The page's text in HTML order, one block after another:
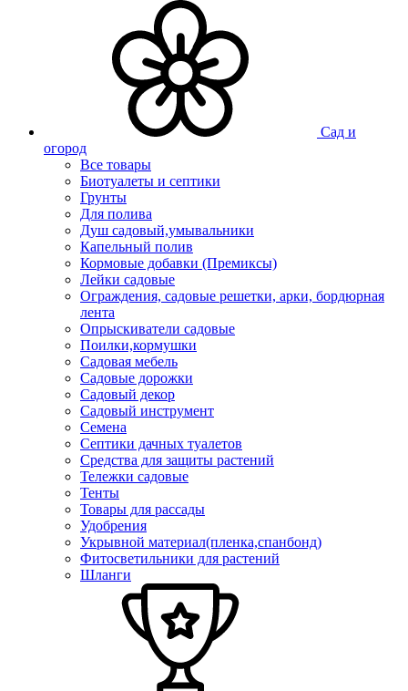
Сад и
огород
Все товары
Биотуалеты и септики
Грунты
Для полива
Душ садовый,умывальники
Капельный полив
Кормовые добавки (Премиксы)
Лейки садовые
Ограждения, садовые решетки, арки, бордюрная
лента
Опрыскиватели садовые
Поилки,кормушки
Садовая мебель
Садовые дорожки
Садовый декор
Садовый инструмент
Семена
Септики дачных туалетов
Средства для защиты растений
Тележки садовые
Тенты
Товары для рассады
Удобрения
Укрывной материал(пленка,спанбонд)
Фитосветильники для растений
Шланги